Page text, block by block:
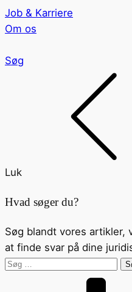
Job & Karriere
Om os
Søg
Luk
Hvad søger du?
Søg blandt vores artikler,
at finde svar på dine
Søg